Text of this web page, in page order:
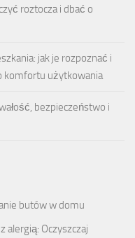
roztocza i dbać o
jak je rozpoznać i
komfortu użytkowania
bezpieczeństwo i
butów w domu
alergią: Oczyszczaj